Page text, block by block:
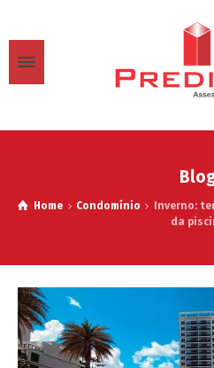
Home Condomínio
Inverno:
da